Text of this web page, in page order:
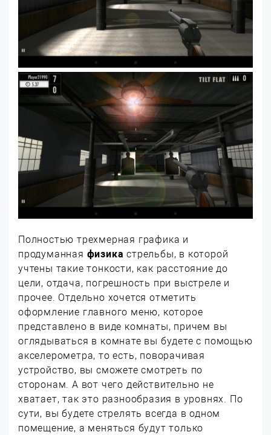
Полностью трехмерная графика и
продуманная физика стрельбы, в которой
учтены такие тонкости, как расстояние до
цели, отдача, погрешность при выстреле и
прочее. Отдельно хочется отметить
оформление главного меню, которое
представлено в виде комнаты, причем вы
оглядываться в комнате вы будете с помощью
акселерометра, то есть, поворачивая
устройство, вы сможете смотреть по
сторонам. А вот чего действительно не
хватает, так это разнообразия в уровнях. По
сути, вы будете стрелять всегда в одном
помещение, а меняться будут только